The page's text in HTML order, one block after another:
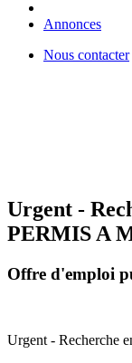
Annonces
Nous contacter
Urgent -
PERMIS A
Offre d'emploi
Urgent - Recherche